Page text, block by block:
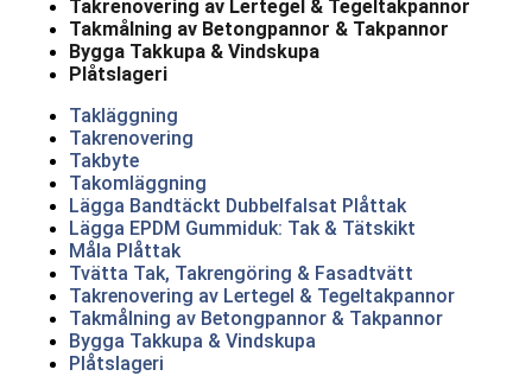
Takrenovering av Lertegel & Tegeltakpannor
Takmålning av Betongpannor & Takpannor
Bygga Takkupa & Vindskupa
Plåtslageri
Takläggning
Takrenovering
Takbyte
Takomläggning
Lägga Bandtäckt Dubbelfalsat Plåttak
Lägga EPDM Gummiduk: Tak & Tätskikt
Måla Plåttak
Tvätta Tak, Takrengöring & Fasadtvätt
Takrenovering av Lertegel & Tegeltakpannor
Takmålning av Betongpannor & Takpannor
Bygga Takkupa & Vindskupa
Plåtslageri